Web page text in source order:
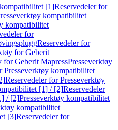
[1]Reservedeler for
kompatibilitet
kompatibilitet
for
Reservedeler for
for Geberit
for Geberit MapressPresseverktøy
Presseverktøy kompatibilitet
Reservedeler for Presseverktøy
[1] / [2]Reservedeler
/ [2]Presseverktøy kompatibilitet
kompatibilitet
[3]Reservedeler for